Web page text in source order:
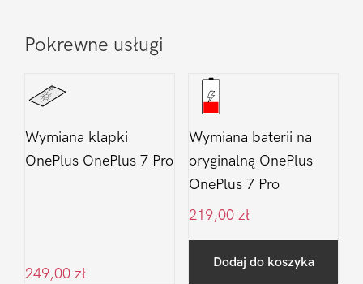
Pokrewne usługi
Wymiana klapki
OnePlus OnePlus 7 Pro
249,00 zł
Wymiana baterii na
oryginalną OnePlus
OnePlus 7 Pro
219,00 zł
Dodaj do koszyka